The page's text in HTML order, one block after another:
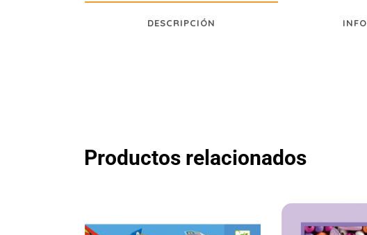
DESCRIPCIÓN
Productos relacionados